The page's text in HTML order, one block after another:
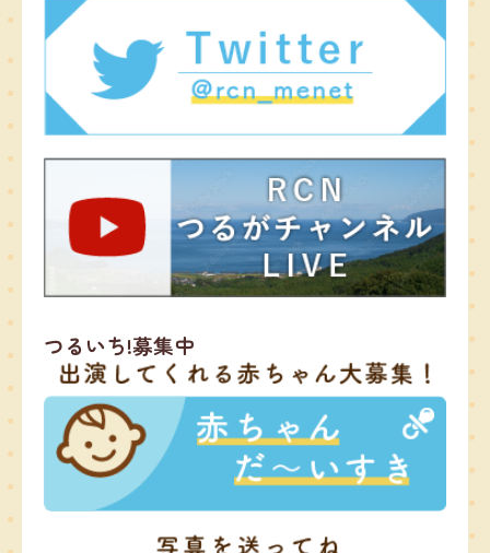
つるいち!募集中